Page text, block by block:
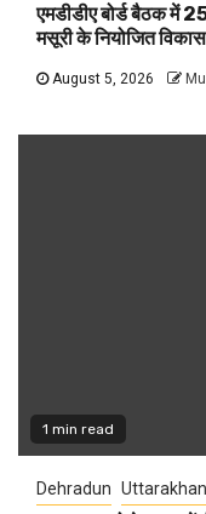
एमडीडीए बोर्ड बैठक में
मसूरी के नियोजित
August 5, 2026
1 min read
Dehradun